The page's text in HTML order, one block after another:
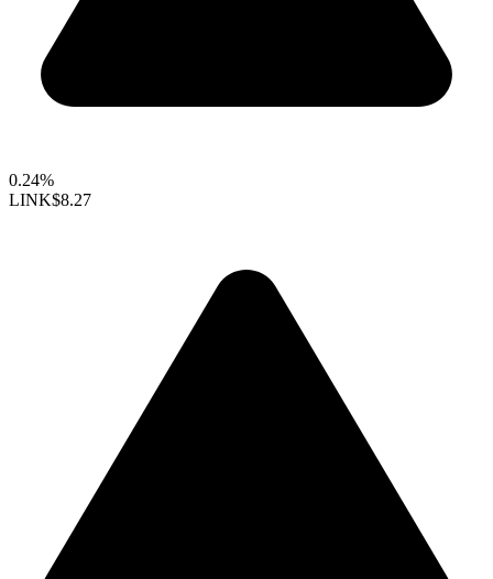
0.24%
LINK$8.27